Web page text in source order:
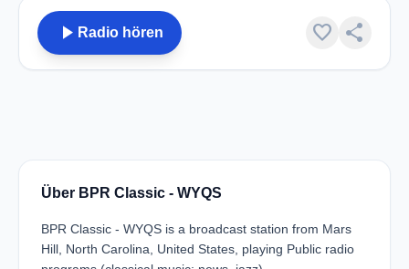
play_arrow Radio hören favorite share
Über BPR Classic - WYQS
BPR Classic - WYQS is a broadcast station from Mars
Hill, North Carolina, United States, playing Public radio